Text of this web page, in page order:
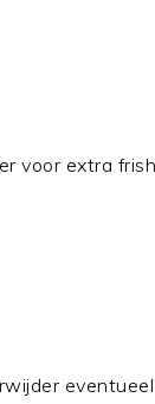
voor extra